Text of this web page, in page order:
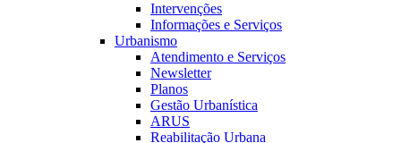
Intervenções
Informações e Serviços
Urbanismo
Atendimento e Serviços
Newsletter
Planos
Gestão Urbanística
ARUS
Reabilitação Urbana